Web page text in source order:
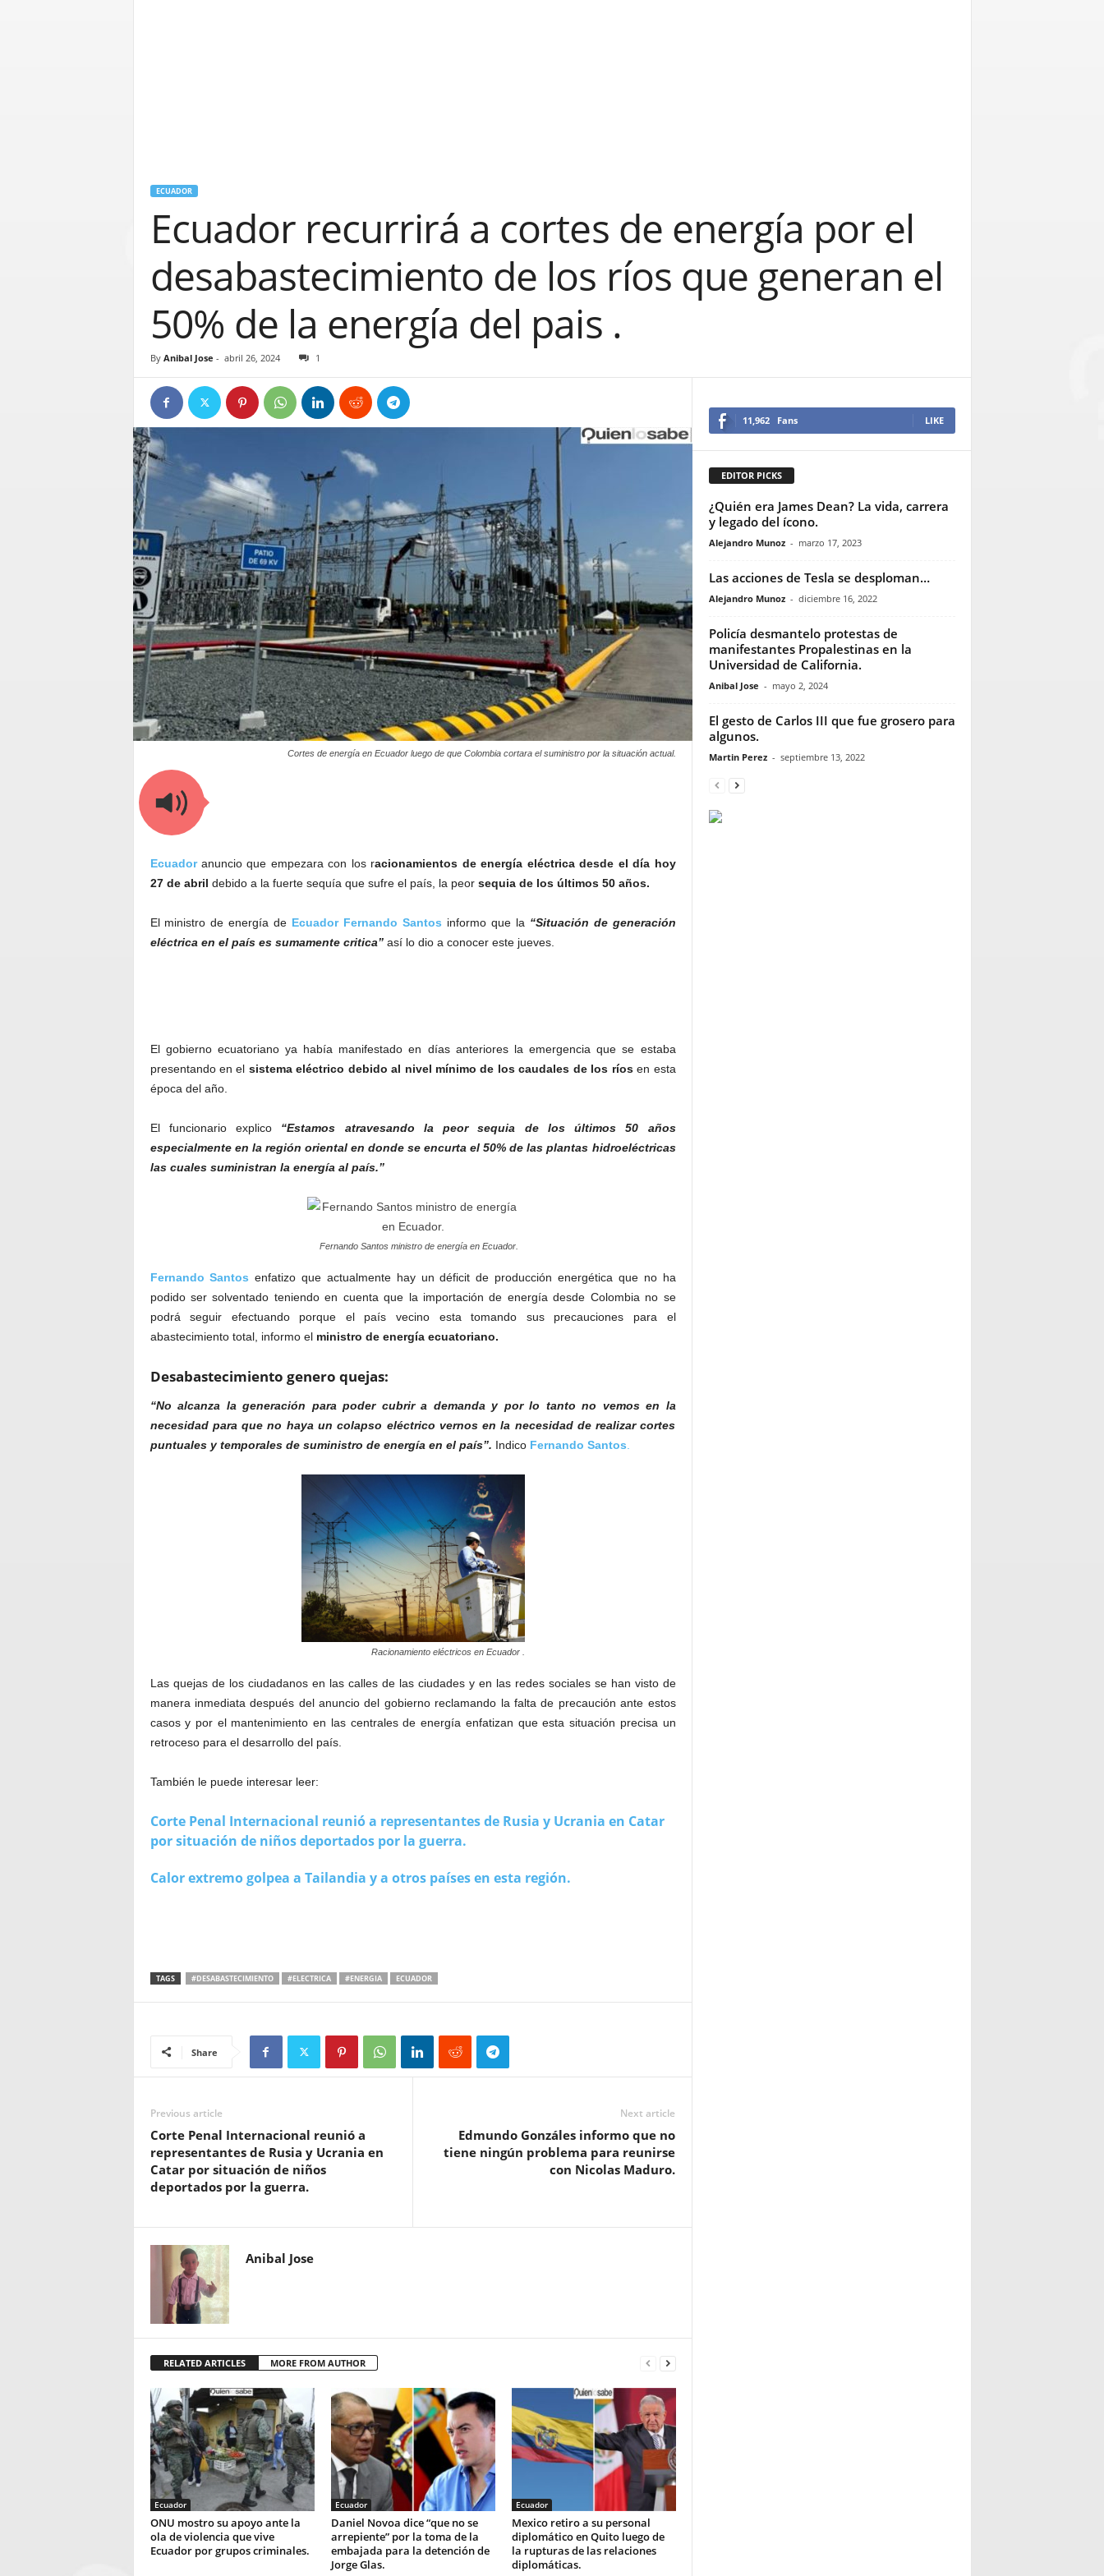
ECUADOR
Ecuador recurrirá a cortes de energía por el
desabastecimiento de los ríos que generan el
50% de la energía del pais .
By Anibal Jose - abril 26, 2024 1
Cortes de energía en Ecuador luego de que Colombia cortara el suministro por la situación actual.
Ecuadoranuncio que empezara con los racionamientos de energía eléctrica desde el día hoy
27 de abril debido a la fuerte sequía que sufre el país, la peor sequia de los últimos 50 años.
El ministro de energía de Ecuador Fernando Santos informo que la “Situación de generación
eléctrica en el país es sumamente critica”así lo dio a conocer este jueves.
El gobierno ecuatoriano ya había manifestado en días anteriores la emergencia que se estaba
presentando en el sistema eléctrico debido al nivel mínimo de los caudales de los ríosen esta
época del año.
El funcionario explico “Estamos atravesando la peor sequia de los últimos 50 años
especialmente en la región oriental en donde se encurta el 50% de las plantas hidroeléctricas
las cuales suministran la energía al país.”
Fernando Santos ministro de energía en Ecuador.
Fernando Santos enfatizo que actualmente hay un déficit de producción energética que no ha
podido ser solventado teniendo en cuenta que la importación de energía desde Colombia no se
podrá seguir efectuando porque el país vecino esta tomando sus precauciones para el
abastecimiento total, informo el ministro de energía ecuatoriano.
Desabastecimiento genero quejas:
“No alcanza la generación para poder cubrir a demanda y por lo tanto no vemos en la
necesidad para que no haya un colapso eléctrico vernos en la necesidad de realizar cortes
puntuales y temporales de suministro de energía en el país”. Indico Fernando Santos
Racionamiento eléctricos en Ecuador .
Las quejas de los ciudadanos en las calles de las ciudades y en las redes sociales se han visto de
manera inmediata después del anuncio del gobierno reclamando la falta de precaución ante estos
casos y por el mantenimiento en las centrales de energía enfatizan que esta situación precisa un
retroceso para el desarrollo del país.
También le puede interesar leer:
Corte Penal Internacional reunió a representantes de Rusia y Ucrania en Catar
por situación de niños deportados por la guerra.
Calor extremo golpea a Tailandia y a otros países en esta región.
TAGS #DESABASTECIMIENTO #ELECTRICA #ENERGIA ECUADOR
Share
Previous article
Corte Penal Internacional reunió a
representantes de Rusia y Ucrania en
Catar por situación de niños
deportados por la guerra.
Next article
Edmundo Gonzáles informo que no
tiene ningún problema para reunirse
con Nicolas Maduro.
Anibal Jose
RELATED ARTICLES MORE FROM AUTHOR
Ecuador
ONU mostro su apoyo ante la
ola de violencia que vive
Ecuador por grupos criminales.
Ecuador
Daniel Novoa dice “que no se
arrepiente” por la toma de la
embajada para la detención de
Jorge Glas.
Ecuador
Mexico retiro a su personal
diplomático en Quito luego de
la rupturas de las relaciones
diplomáticas.
11,962 Fans LIKE
EDITOR PICKS
¿Quién era James Dean? La vida, carrera
y legado del ícono.
Alejandro Munoz - marzo 17, 2023
Las acciones de Tesla se desploman…
Alejandro Munoz - diciembre 16, 2022
Policía desmantelo protestas de
manifestantes Propalestinas en la
Universidad de California.
Anibal Jose - mayo 2, 2024
El gesto de Carlos III que fue grosero para
algunos.
Martin Perez - septiembre 13, 2022